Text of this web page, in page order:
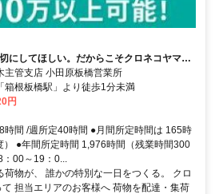
にしてほしい。だからこそクロネコヤマト
主管支店 小田原板橋営業所
箱根板橋駅」より徒歩1分未満
円
時間 /週所定40時間 ●月間所定時間は 165時
） ●年間所定時間 1,976時間（残業時間300
：00～19：0...
荷物が、 誰かの特別な一日をつくる。 クロ
担当エリアのお客様へ 荷物を配達・集荷